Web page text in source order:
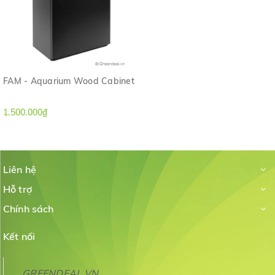
FAM - Aquarium Wood Cabinet
1.500.000₫
Liên hệ
Hỗ trợ
Chính sách
Kết nối